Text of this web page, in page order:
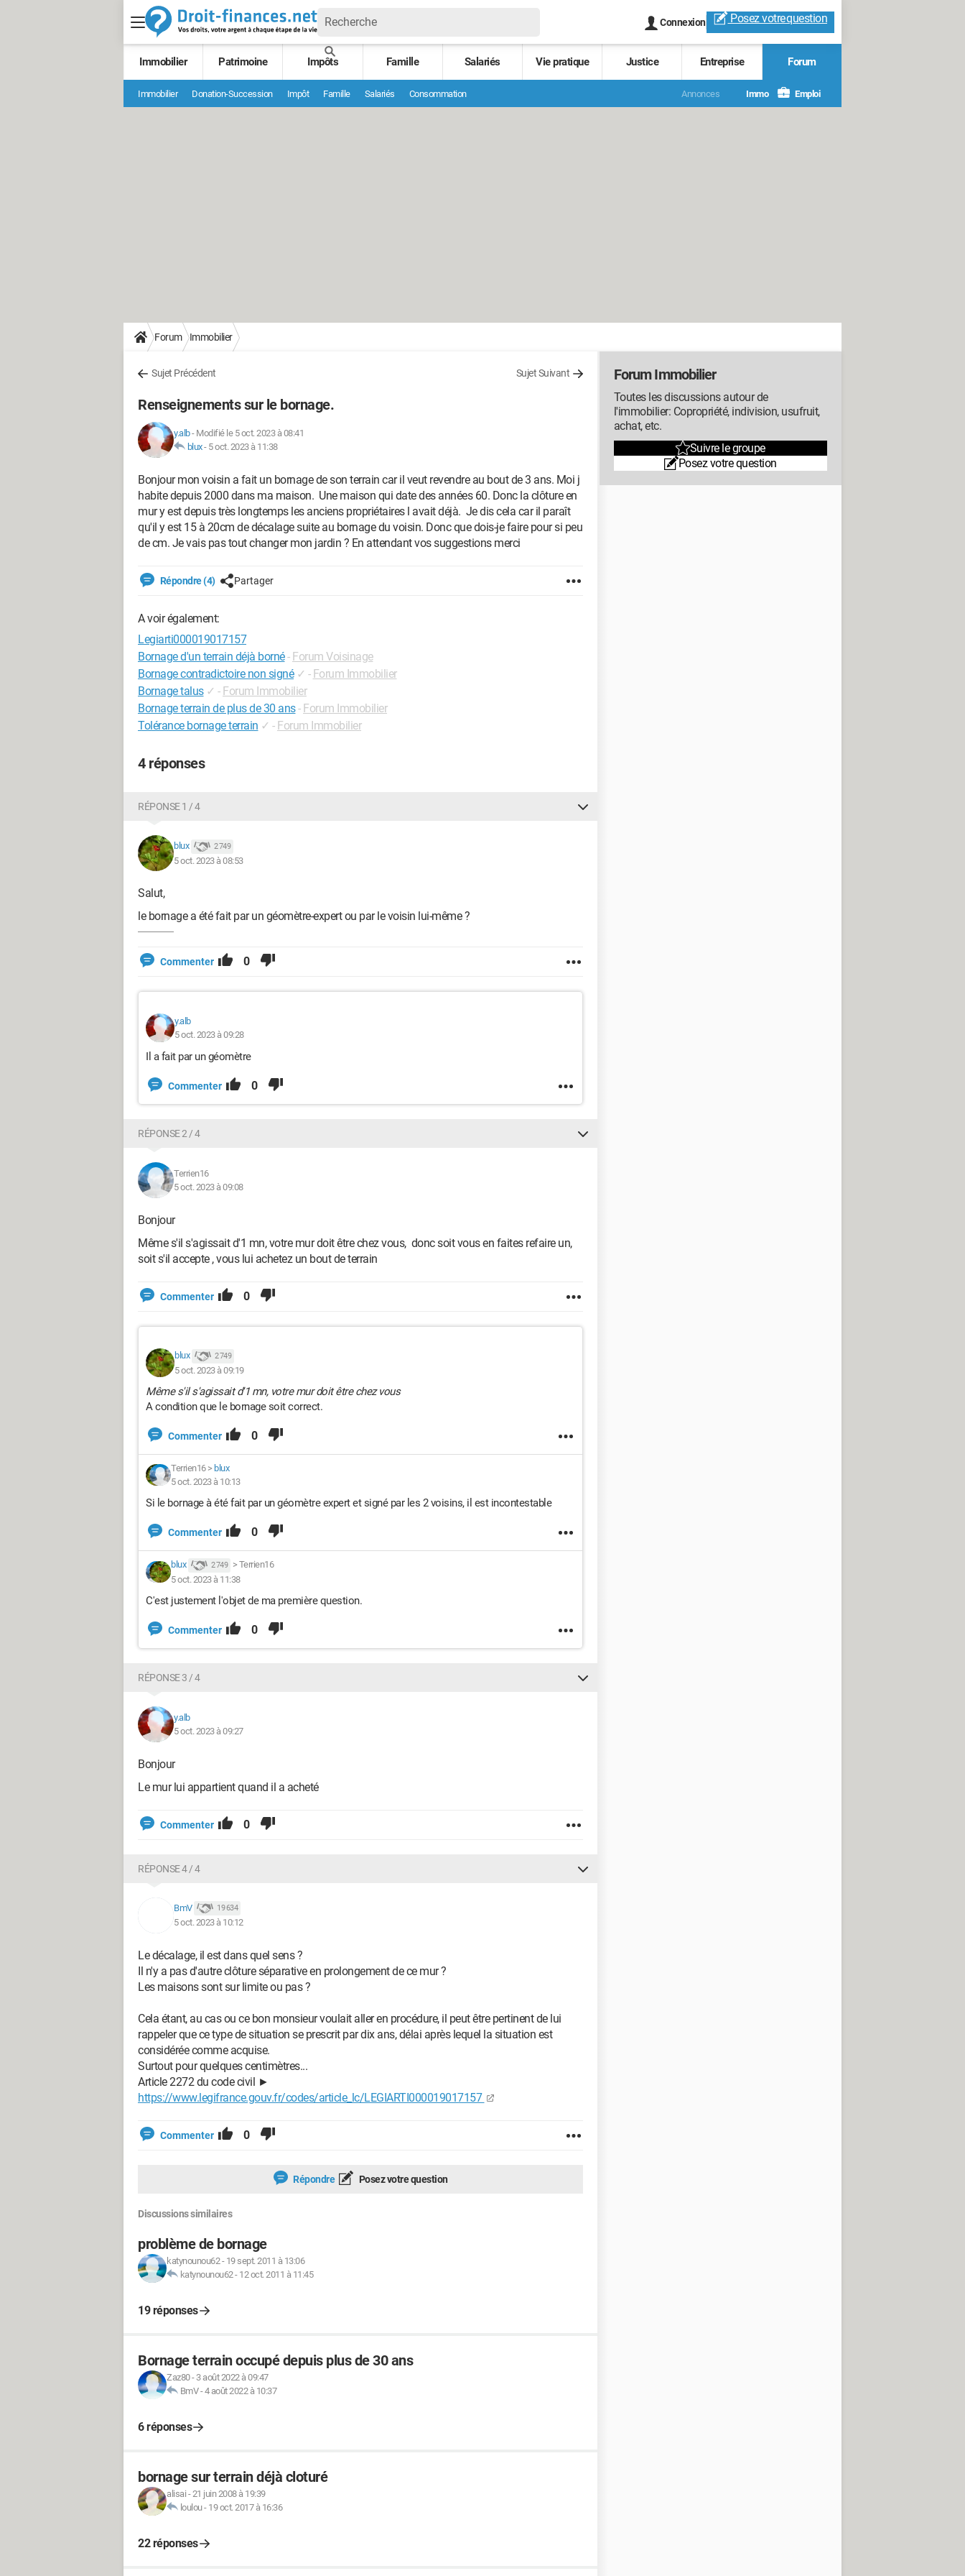
Connexion Posez votrequestion
Immobilier Patrimoine Impôts Famille Salariés Vie pratique Justice Entreprise Forum
Immobilier Donation-Succession Impôt Famille Salariés Consommation Annonces Immo Emploi
Forum Immobilier
Sujet Précédent Sujet Suivant
Renseignements sur le bornage.
y.alb- Modifié le 5 oct. 2023 à 08:41
blux- 5 oct. 2023 à 11:38
Bonjour mon voisin a fait un bornage de son terrain car il veut revendre au bout de 3 ans. Moi j
habite depuis 2000 dans ma maison. Une maison qui date des années 60. Donc la clôture en
mur y est depuis très longtemps les anciens propriétaires l avait déjà. Je dis cela car il paraît
qu'il y est 15 à 20cm de décalage suite au bornage du voisin. Donc que dois-je faire pour si peu
de cm. Je vais pas tout changer mon jardin ? En attendant vos suggestions merci
Répondre (4) Partager
A voir également:
Legiarti000019017157
Bornage d'un terrain déjà borné- Forum Voisinage
Bornage contradictoire non signé ✓ - Forum Immobilier
Bornage talus ✓ - Forum Immobilier
Bornage terrain de plus de 30 ans- Forum Immobilier
Tolérance bornage terrain ✓ - Forum Immobilier
4 réponses
RÉPONSE 1 / 4
blux 2 749
5 oct. 2023 à 08:53
Salut,
le bornage a été fait par un géomètre-expert ou par le voisin lui-même ?
Commenter 0
y.alb
5 oct. 2023 à 09:28
Il a fait par un géomètre
Commenter 0
RÉPONSE 2 / 4
Terrien16
5 oct. 2023 à 09:08
Bonjour
Même s'il s'agissait d'1 mn, votre mur doit être chez vous, donc soit vous en faites refaire un,
soit s'il accepte , vous lui achetez un bout de terrain
Commenter 0
blux 2 749
5 oct. 2023 à 09:19
Même s'il s'agissait d'1 mn, votre mur doit être chez vous
A condition que le bornage soit correct.
Commenter 0
Terrien16> blux
5 oct. 2023 à 10:13
Si le bornage à été fait par un géomètre expert et signé par les 2 voisins, il est incontestable
Commenter 0
blux 2 749 > Terrien16
5 oct. 2023 à 11:38
C'est justement l'objet de ma première question.
Commenter 0
RÉPONSE 3 / 4
y.alb
5 oct. 2023 à 09:27
Bonjour
Le mur lui appartient quand il a acheté
Commenter 0
RÉPONSE 4 / 4
BmV 19 634
5 oct. 2023 à 10:12
Le décalage, il est dans quel sens ?
Il n'y a pas d'autre clôture séparative en prolongement de ce mur ?
Les maisons sont sur limite ou pas ?
Cela étant, au cas ou ce bon monsieur voulait aller en procédure, il peut être pertinent de lui
rappeler que ce type de situation se prescrit par dix ans, délai après lequel la situation est
considérée comme acquise.
Surtout pour quelques centimètres...
Article 2272 du code civil ►
https://www.legifrance.gouv.fr/codes/article_lc/LEGIARTI000019017157
Commenter 0
Répondre Posez votre question
Discussions similaires
problème de bornage
katynounou62- 19 sept. 2011 à 13:06
katynounou62- 12 oct. 2011 à 11:45
19 réponses
Bornage terrain occupé depuis plus de 30 ans
Zaz80- 3 août 2022 à 09:47
BmV-4 août 2022 à 10:37
6 réponses
bornage sur terrain déjà cloturé
alisai -21 juin 2008 à 19:39
loulou- 19 oct. 2017 à 16:36
22 réponses
Forum Immobilier
Toutes les discussions autour de
l'immobilier: Copropriété, indivision, usufruit,
achat, etc.
Suivre le groupe
Posez votre question